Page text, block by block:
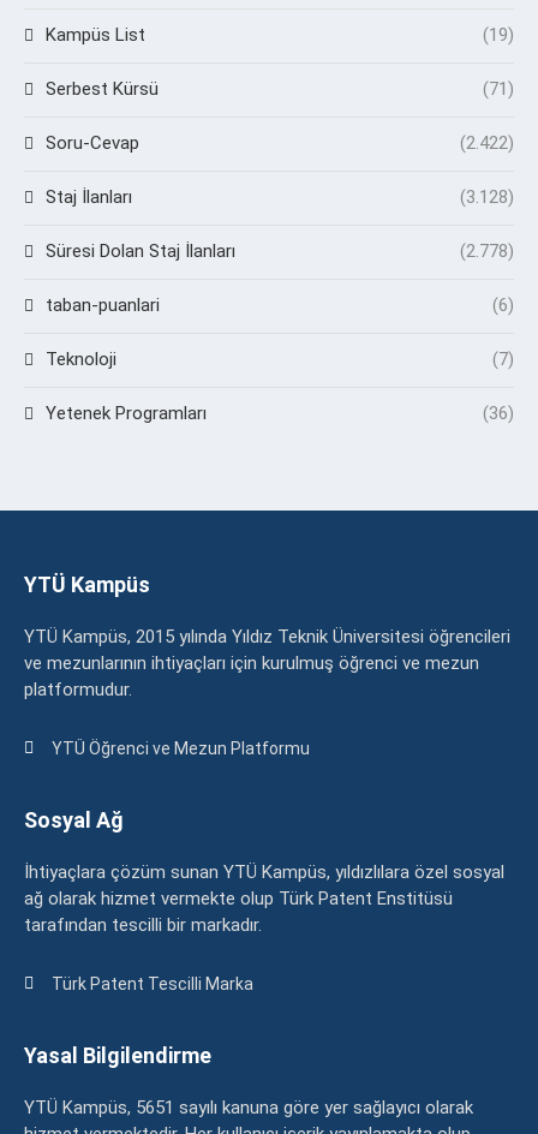
Kampüs List (19)
Serbest Kürsü (71)
Soru-Cevap (2.422)
Staj İlanları (3.128)
Süresi Dolan Staj İlanları (2.778)
taban-puanlari (6)
Teknoloji (7)
Yetenek Programları (36)
YTÜ Kampüs
YTÜ Kampüs, 2015 yılında Yıldız Teknik Üniversitesi öğrencileri
ve mezunlarının ihtiyaçları için kurulmuş öğrenci ve mezun
platformudur.
YTÜ Öğrenci ve Mezun Platformu
Sosyal Ağ
İhtiyaçlara çözüm sunan YTÜ Kampüs, yıldızlılara özel sosyal
ağ olarak hizmet vermekte olup Türk Patent Enstitüsü
tarafından tescilli bir markadır.
Türk Patent Tescilli Marka
Yasal Bilgilendirme
YTÜ Kampüs, 5651 sayılı kanuna göre yer sağlayıcı olarak